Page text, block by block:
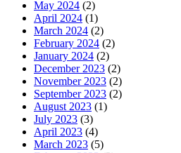
May 2024 (2)
April 2024 (1)
March 2024 (2)
February 2024 (2)
January 2024 (2)
December 2023 (2)
November 2023 (2)
September 2023 (2)
August 2023 (1)
July 2023 (3)
April 2023 (4)
March 2023 (5)